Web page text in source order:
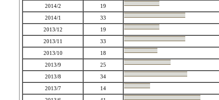
2014/2
19
2014/1
33
2013/12
19
2013/11
33
2013/10
18
2013/9
25
2013/8
34
2013/7
14